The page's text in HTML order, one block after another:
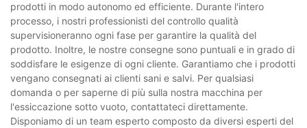
prodotti in modo autonomo ed efficiente. Durante l'intero
processo, i nostri professionisti del controllo qualità
supervisioneranno ogni fase per garantire la qualità del
prodotto. Inoltre, le nostre consegne sono puntuali e in grado di
soddisfare le esigenze di ogni cliente. Garantiamo che i prodotti
vengano consegnati ai clienti sani e salvi. Per qualsiasi
domanda o per saperne di più sulla nostra macchina per
l'essiccazione sotto vuoto, contattateci direttamente.
Disponiamo di un team esperto composto da diversi esperti del